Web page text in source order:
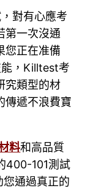
對有心應考
第一次沒通
您正在准備
，Killtest考
究類型的材
傳遞不浪費寶
料和高品質
400-101測試
通過真正的